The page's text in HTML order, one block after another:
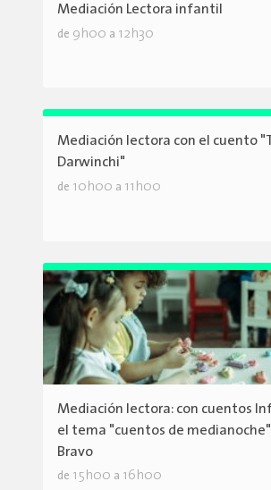
Mediación Lectora infantil
de 9h00 a 12h30
Mediación lectora con el cuento
Darwinchi"
de 10h00 a 11h00
Mediación lectora: con cuentos
el tema "cuentos de medianoche"
Bravo
de 15h00 a 16h00